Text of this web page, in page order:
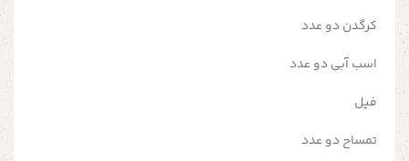
کرگدن دو عدد
اسب آبی دو عدد
فیل
تمساح دو عدد